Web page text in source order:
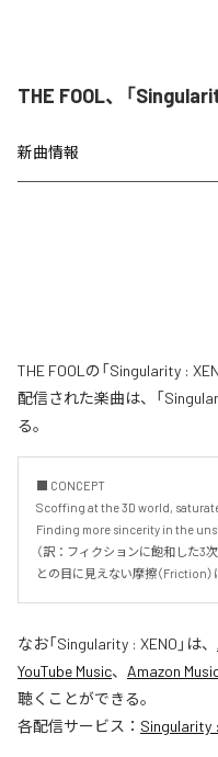
THE FOOL、「
新曲情報
THE FOOLの「Singularity :
配信された楽曲は、「
る。
■ CONCEPT
Scoffing at the 3D world,
Finding more sincerity in the
（訳：フィクションに飽和した3
との目に見えない摩擦（Friction）
なお「Singularity : XENO 」は、
YouTube Music、 Amazon
聴くことができる。
各配信サービス： Singularity